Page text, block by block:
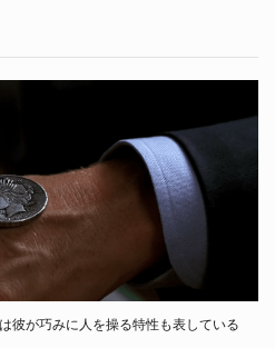
彼が巧みに人を操る特性も表している